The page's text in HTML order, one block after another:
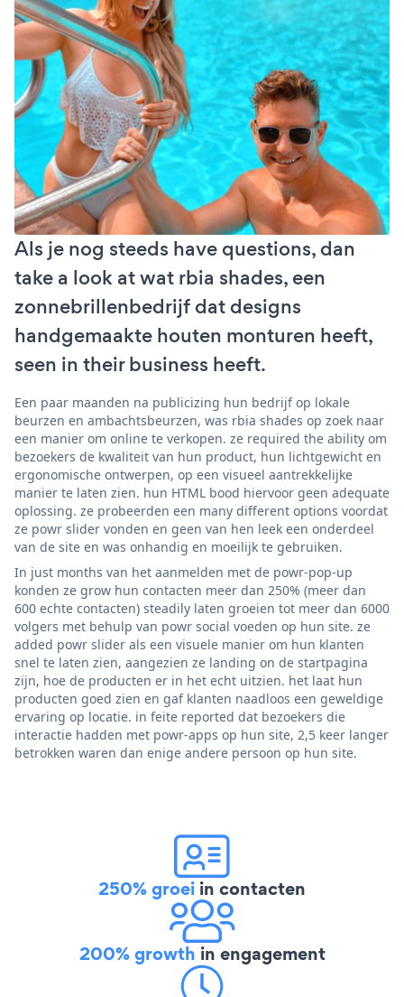
Als je nog steeds have questions, dan
take a look at wat rbia shades, een
zonnebrillenbedrijf dat designs
handgemaakte houten monturen heeft,
seen in their business heeft.
Een paar maanden na publicizing hun bedrijf op lokale
beurzen en ambachtsbeurzen, was rbia shades op zoek naar
een manier om online te verkopen. ze required the ability om
bezoekers de kwaliteit van hun product, hun lichtgewicht en
ergonomische ontwerpen, op een visueel aantrekkelijke
manier te laten zien. hun HTML bood hiervoor geen adequate
oplossing. ze probeerden een many different options voordat
ze powr slider vonden en geen van hen leek een onderdeel
van de site en was onhandig en moeilijk te gebruiken.
In just months van het aanmelden met de powr-pop-up
konden ze grow hun contacten meer dan 250% (meer dan
600 echte contacten) steadily laten groeien tot meer dan 6000
volgers met behulp van powr social voeden op hun site. ze
added powr slider als een visuele manier om hun klanten
snel te laten zien, aangezien ze landing on de startpagina
zijn, hoe de producten er in het echt uitzien. het laat hun
producten goed zien en gaf klanten naadloos een geweldige
ervaring op locatie. in feite reported dat bezoekers die
interactie hadden met powr-apps op hun site, 2,5 keer langer
betrokken waren dan enige andere persoon op hun site.
250% groei in contacten
200% growth in engagement